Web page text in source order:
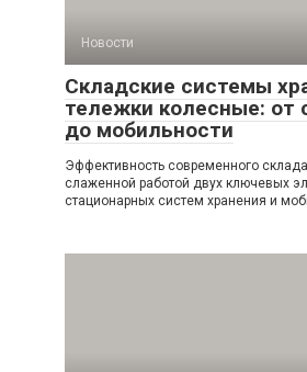
Новости
Складские системы
тележки колесные: от
до мобильности
Эффективность современного
слаженной работой двух ключевых
стационарных систем хранения и